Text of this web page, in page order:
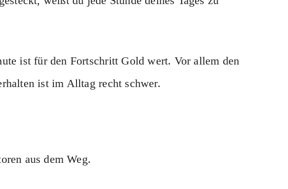
ist für den Fortschritt Gold wert. Vor allem den
ist im Alltag recht schwer.
aus dem Weg.